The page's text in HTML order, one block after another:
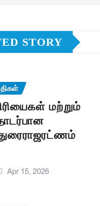
STORY
மற்றும்
துரைராஜரட்ணம்
Apr 15, 2026